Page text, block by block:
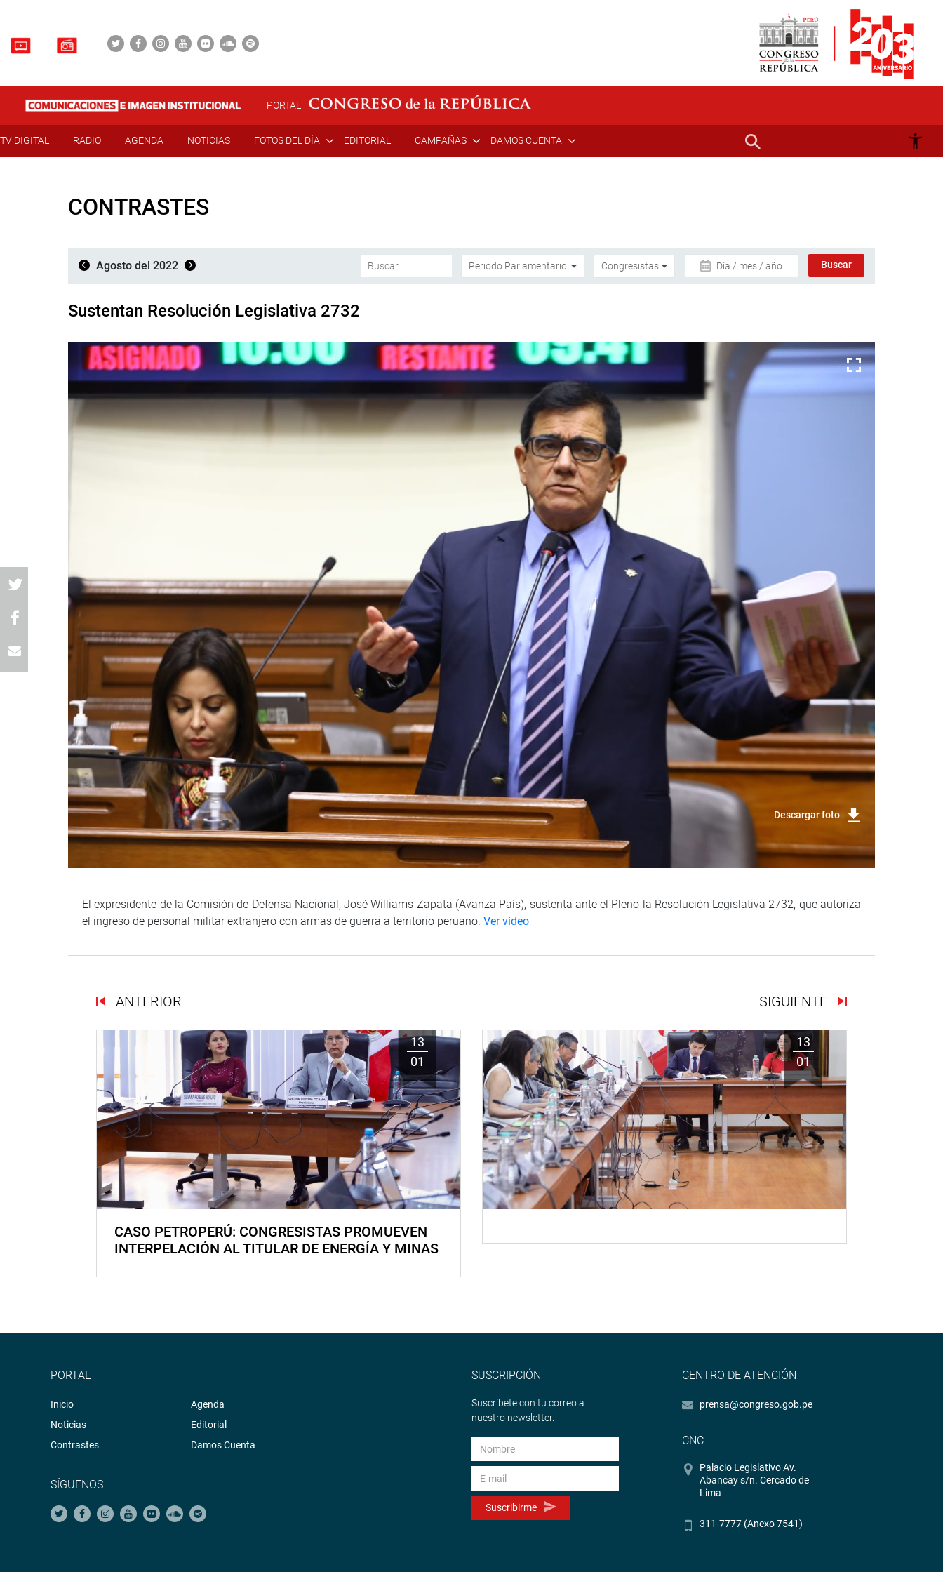
PORTAL
TV DIGITAL RADIO AGENDA NOTICIAS FOTOS DEL DÍA EDITORIAL CAMPAÑAS DAMOS CUENTA
CONTRASTES
Agosto del 2022 Día / mes / año
Sustentan Resolución Legislativa 2732
Descargar foto
El expresidente de la Comisión de Defensa Nacional, José Williams Zapata (Avanza País), sustenta ante el Pleno la Resolución Legislativa 2732, que autoriza
el ingreso de personal militar extranjero con armas de guerra a territorio peruano. Ver vídeo
ANTERIOR SIGUIENTE
13
01
CASO PETROPERÚ: CONGRESISTAS PROMUEVEN
INTERPELACIÓN AL TITULAR DE ENERGÍA Y MINAS
13
01
PORTAL
Inicio
Noticias
Contrastes
Agenda
Editorial
Damos Cuenta
SÍGUENOS
SUSCRIPCIÓN
Suscríbete con tu correo a
nuestro newsletter.
Suscribirme
CENTRO DE ATENCIÓN
prensa@congreso.gob.pe
CNC
Palacio Legislativo Av.
Abancay s/n. Cercado de
Lima
311-7777 (Anexo 7541)